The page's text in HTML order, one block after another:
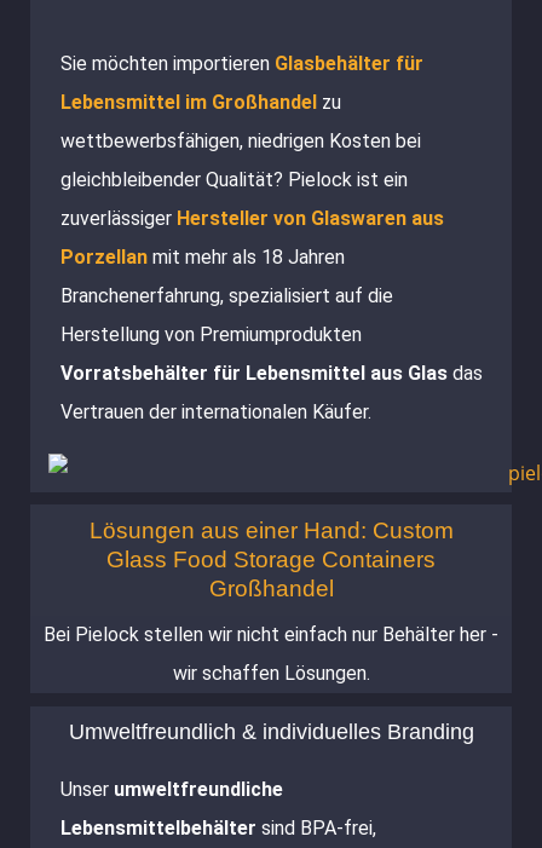
Sie möchten importieren Glasbehälter für
Lebensmittel im Großhandel zu
wettbewerbsfähigen, niedrigen Kosten bei
gleichbleibender Qualität? Pielock ist ein
zuverlässiger Hersteller von Glaswaren aus
Porzellan mit mehr als 18 Jahren
Branchenerfahrung, spezialisiert auf die
Herstellung von Premiumprodukten
Vorratsbehälter für Lebensmittel aus Glas das
Vertrauen der internationalen Käufer.
Lösungen aus einer Hand: Custom
Glass Food Storage Containers
Großhandel
Bei Pielock stellen wir nicht einfach nur Behälter her -
wir schaffen Lösungen.
Umweltfreundlich & individuelles Branding
Unser umweltfreundliche
Lebensmittelbehälter sind BPA-frei,